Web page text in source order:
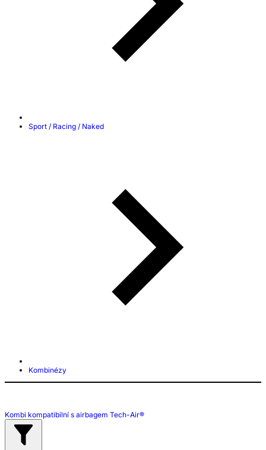
Sport / Racing / Naked
Kombinézy
Kombi kompatibilní s airbagem Tech-Air®